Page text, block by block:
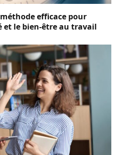
efficace pour
le bien-être au travail